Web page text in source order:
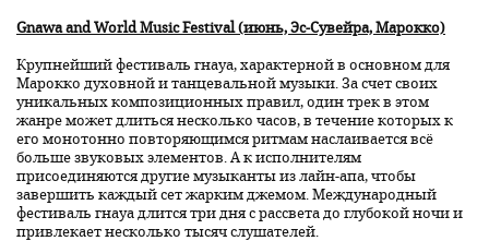
Gnawa and World Music Festival (июнь, Эс-Сувейра, Марокко)
Крупнейший фестиваль гнауа, характерной в основном для
Марокко духовной и танцевальной музыки. За счет своих
уникальных композиционных правил, один трек в этом
жанре может длиться несколько часов, в течение которых к
его монотонно повторяющимся ритмам наслаивается всё
больше звуковых элементов. А к исполнителям
присоединяются другие музыканты из лайн-апа, чтобы
завершить каждый сет жарким джемом. Международный
фестиваль гнауа длится три дня с рассвета до глубокой ночи и
привлекает несколько тысяч слушателей.